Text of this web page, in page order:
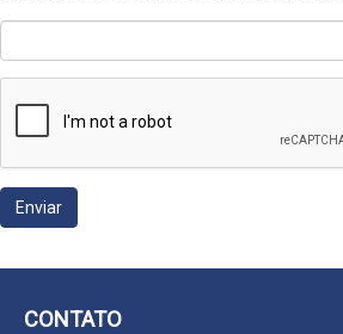
CONTATO